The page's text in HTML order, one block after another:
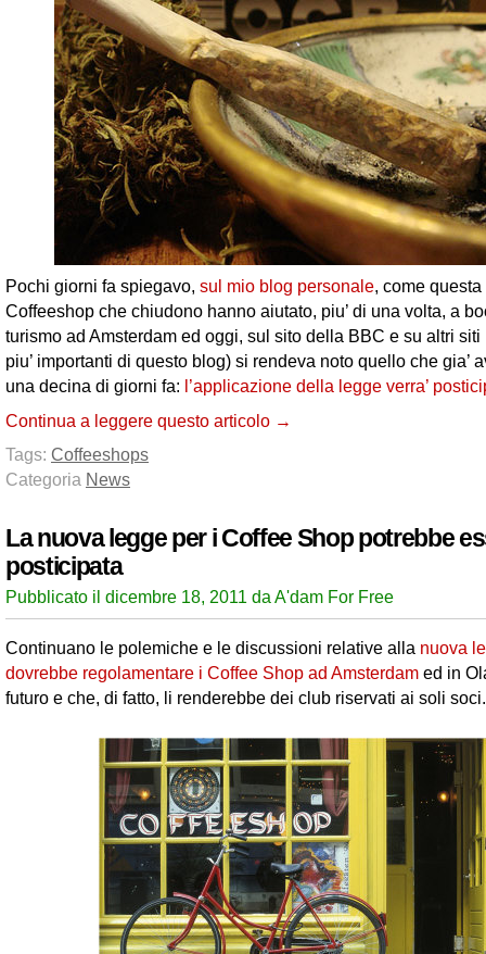
Pochi giorni fa spiegavo, sul mio blog personale, come
Coffeeshop che chiudono hanno aiutato, piu’ di una volta, a
turismo ad Amsterdam ed oggi, sul sito della BBC e su altri
piu’ importanti di questo blog) si rendeva noto quello che gia’
una decina di giorni fa: l’applicazione della legge verra’
Continua a leggere questo articolo →
Tags: Coffeeshops
Categoria News
La nuova legge per i Coffee Shop potrebbe
posticipata
Pubblicato il dicembre 18, 2011 da A'dam For Free
Continuano le polemiche e le discussioni relative alla nuova
dovrebbe regolamentare i Coffee Shop ad Amsterdam ed in
futuro e che, di fatto, li renderebbe dei club riservati ai soli soci.